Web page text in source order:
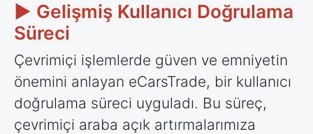
► Gelişmiş Kullanıcı Doğrulama
Süreci
Çevrimiçi işlemlerde güven ve emniyetin
önemini anlayan eCarsTrade, bir kullanıcı
doğrulama süreci uyguladı. Bu süreç,
çevrimiçi araba açık artırmalarımıza